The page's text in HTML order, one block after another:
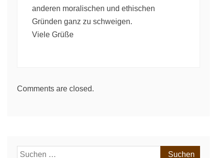
anderen moralischen und ethischen
Gründen ganz zu schweigen.
Viele Grüße
Comments are closed.
Suchen